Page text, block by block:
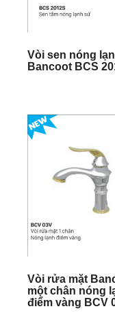
Vòi sen nóng
Bancoot BCS
Vòi rửa mặt
một chân nóng
điểm vàng BCV